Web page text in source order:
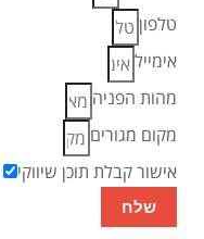
טלפון
אימייל
מהות הפניה
מקום מגורים
אישור קבלת תוכן שיווקי
שלח